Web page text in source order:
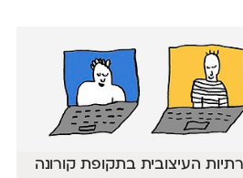
העיצובית בתקופת קורונה